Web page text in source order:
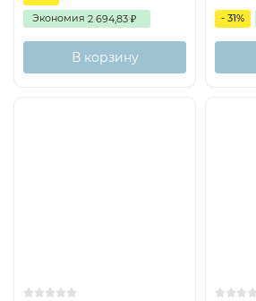
Экономия 2 694,83 ₽
В корзину
- 31%